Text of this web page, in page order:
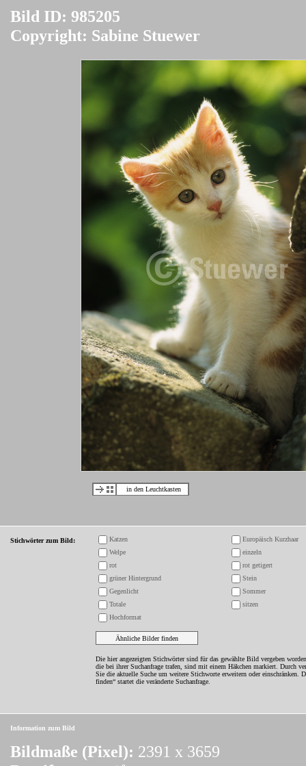
Bild ID: 985205
Copyright: Sabine Stuewer
in den Leuchtkasten
Stichwörter zum Bild: Katzen
Europäisch Kurzhaar
Welpe
einzeln
rot
rot getigert
grüner Hintergrund
Stein
Gegenlicht
Sommer
Totale
sitzen
Hochformat
Die hier angezeigten Stichwörter sind für das gewählte Bild vergeben
die bei ihrer Suchanfrage trafen, sind mit einem Häkchen markiert. Durch
Sie die aktuelle Suche um weitere Stichworte erweitern oder einschränken.
finden“ startet die veränderte Suchanfrage.
Information zum Bild
Bildmaße (Pixel): 2391 x 3659